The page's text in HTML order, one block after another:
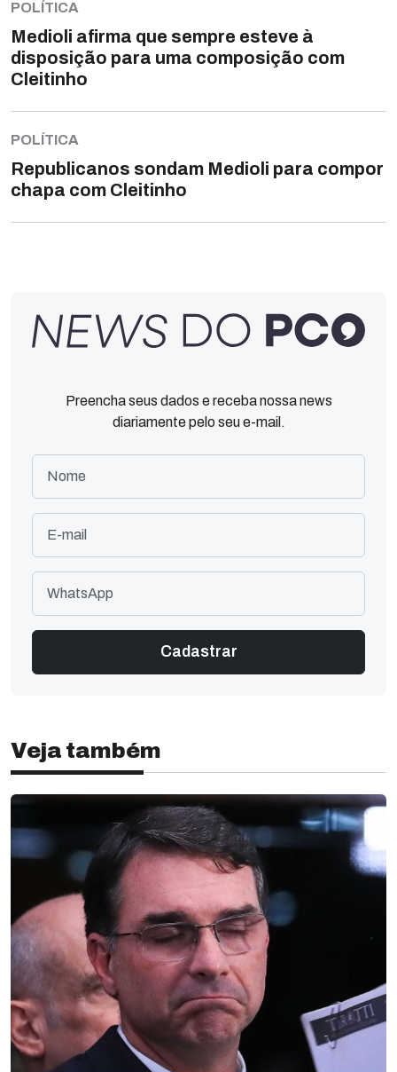
POLÍTICA
Medioli afirma que sempre esteve à
disposição para uma composição com
Cleitinho
POLÍTICA
Republicanos sondam Medioli para compor
chapa com Cleitinho
Preencha seus dados e receba nossa news
diariamente pelo seu e-mail.
Veja também